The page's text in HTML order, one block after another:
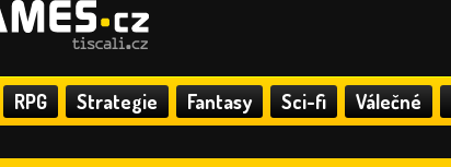
RPG Strategie Fantasy Sci-fi Válečné